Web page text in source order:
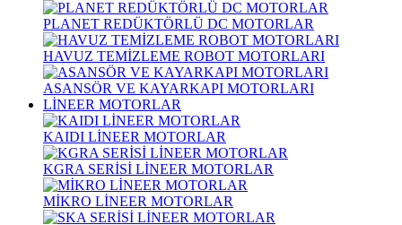
PLANET REDÜKTÖRLÜ DC MOTORLAR
HAVUZ TEMİZLEME ROBOT MOTORLARI
ASANSÖR VE KAYARKAPI MOTORLARI
LİNEER MOTORLAR
KAIDI LİNEER MOTORLAR
KGRA SERİSİ LİNEER MOTORLAR
MİKRO LİNEER MOTORLAR